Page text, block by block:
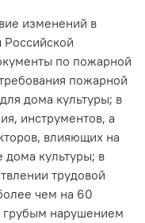
изменений в
по пожарной
пожарной
дома культуры; в
инструментов, а
влияющих на
дома культуры; в
трудовой
чем на 60
грубым нарушением